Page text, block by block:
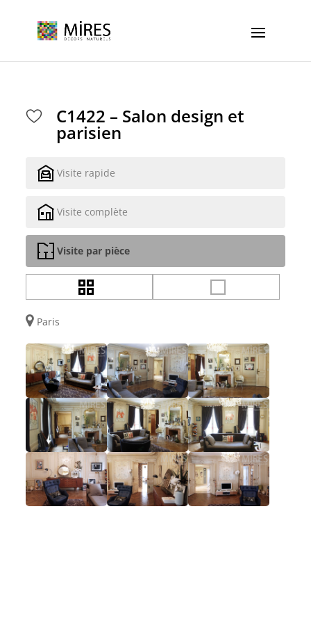
C1422 – Salon design et
parisien
Visite rapide
Visite complète
Visite par pièce
Paris